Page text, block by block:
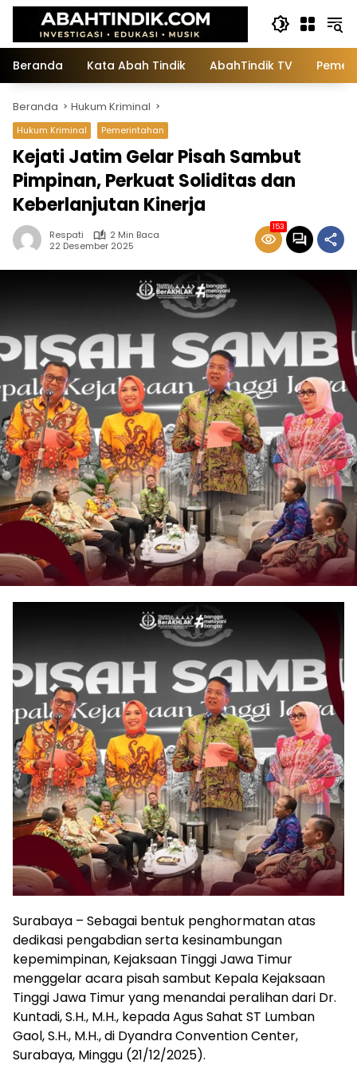
Langsung
konten
Beranda
Kata Abah Tindik AbahTindik TV
Beranda Hukum Kriminal
Hukum Kriminal Pemerintahan
Kejati Jatim Gelar Pisah Sambut
Pimpinan, Perkuat Soliditas dan
Keberlanjutan Kinerja
Respati
2 Min Baca
22 Desember 2025
153
Surabaya – Sebagai bentuk penghormatan atas
dedikasi pengabdian serta kesinambungan
kepemimpinan, Kejaksaan Tinggi Jawa Timur
menggelar acara pisah sambut Kepala Kejaksaan
Tinggi Jawa Timur yang menandai peralihan dari Dr.
Kuntadi, S.H., M.H., kepada Agus Sahat ST Lumban
Gaol, S.H., M.H., di Dyandra Convention Center,
Surabaya, Minggu (21/12/2025).